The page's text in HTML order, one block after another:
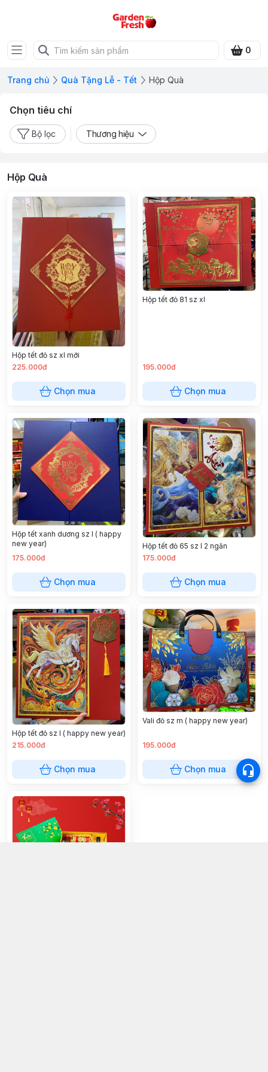
0
Trang chủ Quà Tặng Lễ - Tết Hộp Quà
Chọn tiêu chí
Bộ lọc Thương hiệu
Hộp Quà
Hộp tết đỏ sz xl mới
225.000đ
Chọn mua
Hộp tết đỏ 81 sz xl
195.000đ
Chọn mua
Hộp tết xanh dương sz l ( happy
new year)
175.000đ
Chọn mua
Hộp tết đỏ 65 sz l 2 ngăn
175.000đ
Chọn mua
Hộp tết đỏ sz l ( happy new year)
215.000đ
Chọn mua
Vali đỏ sz m ( happy new year)
195.000đ
Chọn mua